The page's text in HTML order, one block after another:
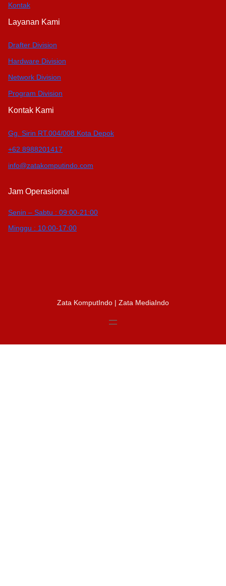
Kontak
Layanan Kami
Drafter Division
Hardware Division
Network Division
Program Division
Kontak Kami
Gg. Sirin RT.004/008 Kota Depok
+62 8988201417
info@zatakomputindo.com
Jam Operasional
Senin – Sabtu : 09:00-21:00
Minggu : 10:00-17:00
Zata KomputIndo | Zata MediaIndo